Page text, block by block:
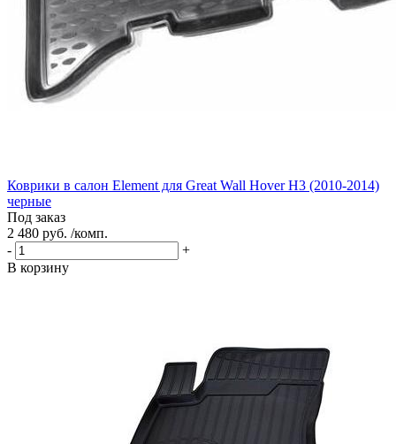
Коврики в салон Element для Great Wall Hover H3 (2010-2014)
черные
Под заказ
2 480 руб. /комп.
-
+
В корзину